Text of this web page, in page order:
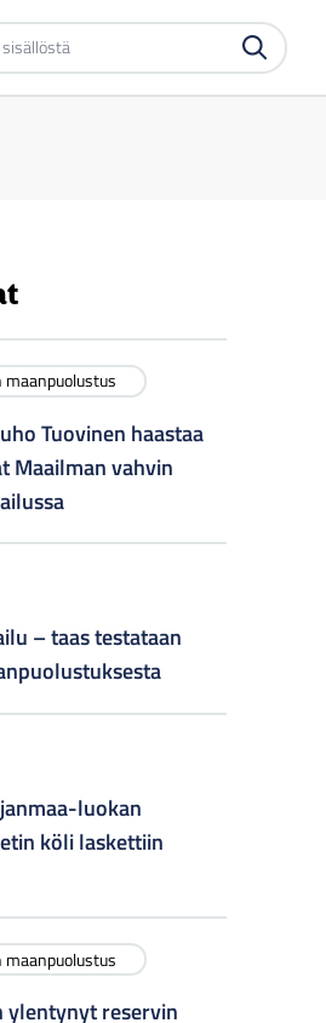
maanpuolustus
Tuovinen haastaa
Maailman vahvin
– taas testataan
luokan
köli laskettiin
maanpuolustus
ylentynyt reservin